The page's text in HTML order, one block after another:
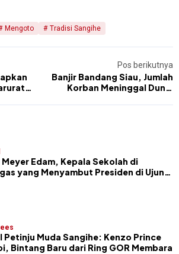
Mengoto Tradisi Sangihe
Pos berikutnya
Banjir Bandang Siau, Jumlah
Korban Meninggal Dunia
Meyer Edam, Kepala Sekolah di
yang Menyambut Presiden di Ujung
Petinju Muda Sangihe: Kenzo Prince
Bintang Baru dari Ring GOR Membara